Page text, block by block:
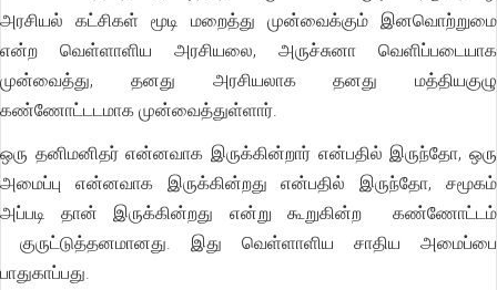
அரசியல் கட்சிகள் மூடி மறைத்து முன்வைக்கும் இனவொற்றுமை
என்ற வெள்ளாளிய அரசியலை, அருச்சுனா வெளிப்படையாக
முன்வைத்து, தனது அரசியலாக தனது மத்தியகுழு
கண்ணோட்டடமாக முன்வைத்துள்ளார்.
ஒரு தனிமனிதர் என்னவாக இருக்கின்றார் என்பதில் இருந்தோ, ஒரு
அமைப்பு என்னவாக இருக்கின்றது என்பதில் இருந்தோ, சமூகம்
அப்படி தான் இருக்கின்றது என்று கூறுகின்ற கண்ணோட்டம்
குருட்டுத்தனமானது. இது வெள்ளாளிய சாதிய அமைப்பை
பாதுகாப்பது.